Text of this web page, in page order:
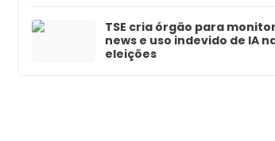
TSE cria órgão para
news e uso indevido de IA
eleições